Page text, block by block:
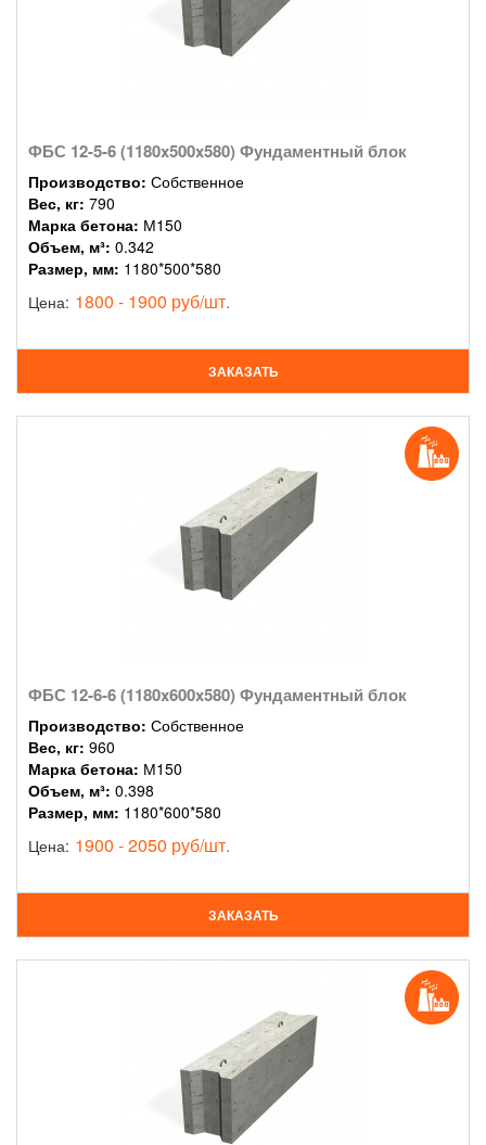
ФБС 12-5-6 (1180x500x580) Фундаментный блок
Производство: Собственное
Вес, кг: 790
Марка бетона: М150
Объем, м³: 0.342
Размер, мм: 1180*500*580
Цена: 1800 - 1900 руб/шт.
ЗАКАЗАТЬ
ФБС 12-6-6 (1180x600x580) Фундаментный блок
Производство: Собственное
Вес, кг: 960
Марка бетона: М150
Объем, м³: 0.398
Размер, мм: 1180*600*580
Цена: 1900 - 2050 руб/шт.
ЗАКАЗАТЬ